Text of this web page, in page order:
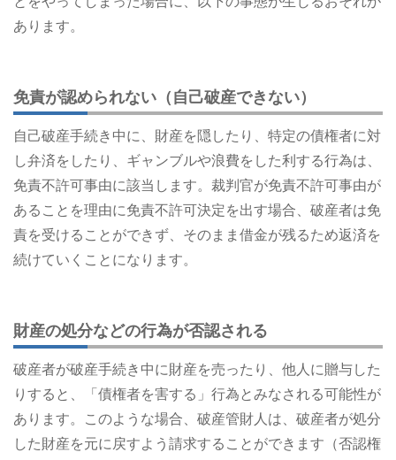
あります。
免責が認められない（自己破産できない）
自己破産手続き中に、財産を隠したり、特定の債権者に対
し弁済をしたり、ギャンブルや浪費をした利する行為は、
免責不許可事由に該当します。裁判官が免責不許可事由が
あることを理由に免責不許可決定を出す場合、破産者は免
責を受けることができず、そのまま借金が残るため返済を
続けていくことになります。
財産の処分などの行為が否認される
破産者が破産手続き中に財産を売ったり、他人に贈与した
りすると、「債権者を害する」行為とみなされる可能性が
あります。このような場合、破産管財人は、破産者が処分
した財産を元に戻すよう請求することができます（否認権